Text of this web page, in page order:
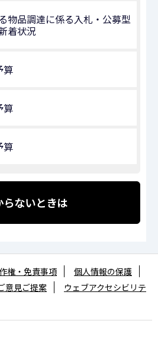
物品調達に係る入札・公募型
着状況
算
算
算
ないときは
権・免責事項
個人情報の保護
意見ご提案
ウェブアクセシビリテ